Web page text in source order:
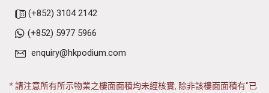
(+852) 3104 2142
(+852) 5977 5966
enquiry@hkpodium.com
* 請注意所有所示物業之樓面面積均未經核實, 除非該樓面面積有"已